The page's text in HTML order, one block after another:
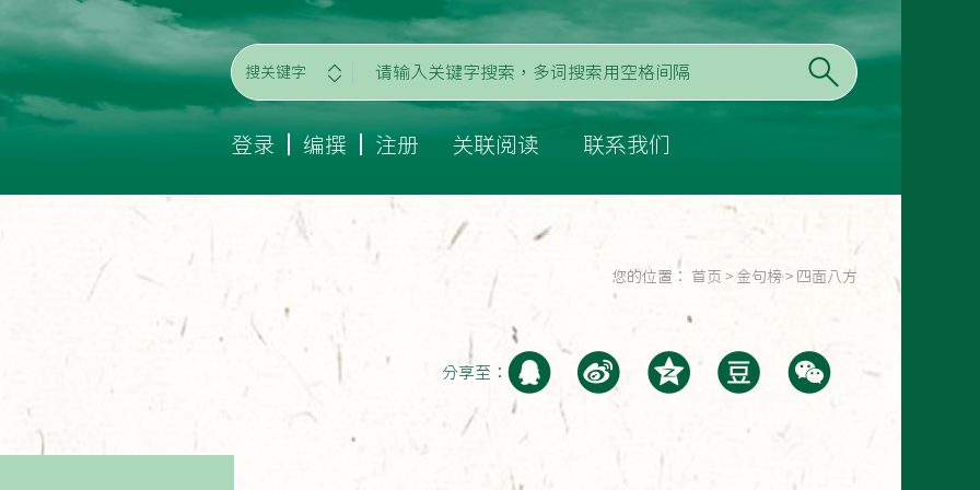
搜关键字
登录 编撰 注册 关联阅读 联系我们
您的位置： 首页 > 金句榜 > 四面八方
分享至：